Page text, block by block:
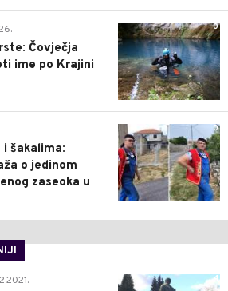
0
Čovječja
ime po Krajini
0
šakalima:
o jedinom
zaseoka u
4